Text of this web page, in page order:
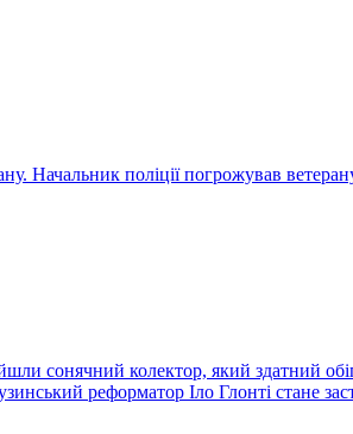
Начальник поліції погрожував
сонячний колектор, який здатний
реформатор Іло Глонті стане